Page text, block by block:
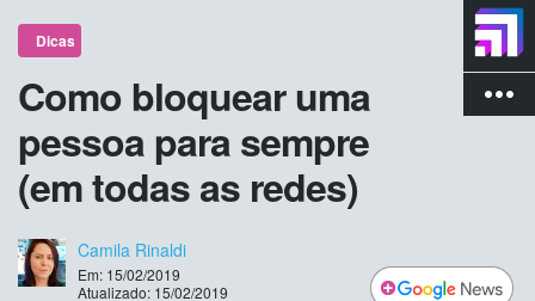
more_vert
Dicas
Como bloquear uma
pessoa para sempre
(em todas as redes)
Camila Rinaldi
Em: 15/02/2019
Atualizado: 15/02/2019